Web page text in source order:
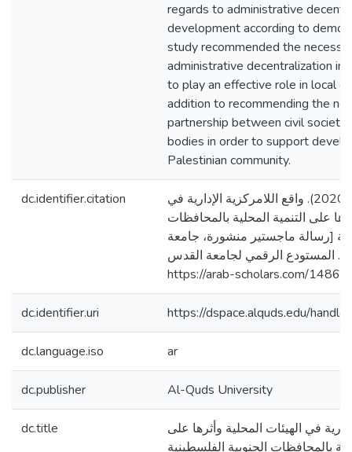
regards to administrative
development according to
study recommended the
administrative decentralization in
to play an effective role in local
addition to recommending the
partnership between civil society
bodies in order to support
Palestinian community.
dc.identifier.citation
إبراهيم، عمر سهل. (2020). واقع اللامركزية الإدارية في
على التنمية المحلية بالمحافظات
[رسالة ماجستير منشورة، جامعة
المستودع الرقمي لجامعة القدس.
https://arab-scholars.com/
dc.identifier.uri https://dspace.alquds.edu/
dc.language.iso ar
dc.publisher Al-Quds University
dc.title
في الهيئات المحلية وأثرها على
بالمحافظات الجنوبية الفلسطينية